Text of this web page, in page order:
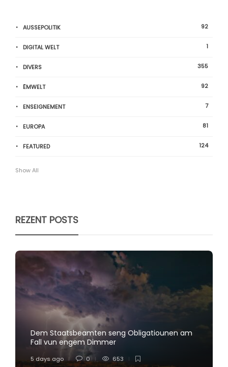
AUSSEPOLITIK 92
DIGITAL WELT 1
DIVERS 355
ËMWELT 92
ENSEIGNEMENT 7
EUROPA 81
FEATURED 124
Show All
REZENT POSTS
Dem Staatsbeamten seng Obligatiounen am
Fall vun engem Dimmer
5 days ago 0 653